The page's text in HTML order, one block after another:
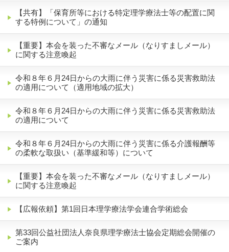
【共有】「保育所等における特定理学療法士等の配置に関
する特例について」の通知
【重要】本会を装った不審なメール（なりすましメール）
に関する注意喚起
令和８年６月24日からの大雨に伴う災害に係る災害救助法
の適用について（適用地域の拡大）
令和８年６月24日からの大雨に伴う災害に係る災害救助法
の適用について
令和８年６月24日からの大雨に伴う災害に係る介護報酬等
の柔軟な取扱い（基準緩和等）について
【重要】本会を装った不審なメール（なりすましメール）
に関する注意喚起
【広報依頼】第1回日本理学療法学会連合学術総会
第33回公益社団法人奈良県理学療法士協会定期総会開催の
ご案内